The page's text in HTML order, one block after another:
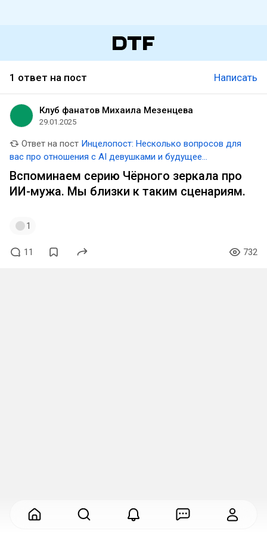
1 ответ на пост Написать
Клуб фанатов Михаила Мезенцева
29.01.2025
Ответ на пост Инцелопост: Несколько вопросов для
вас про отношения c AI девушками и будущее
человечества.
Вспоминаем серию Чёрного зеркала про
ИИ-мужа. Мы близки к таким сценариям.
1
11 732